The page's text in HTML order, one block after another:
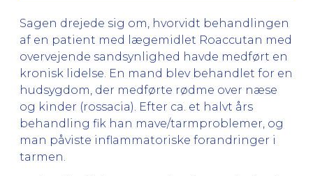
Sagen drejede sig om, hvorvidt behandlingen
af en patient med lægemidlet Roaccutan med
overvejende sandsynlighed havde medført en
kronisk lidelse. En mand blev behandlet for en
hudsygdom, der medførte rødme over næse
og kinder (rossacia). Efter ca. et halvt års
behandling fik han mave/tarmproblemer, og
man påviste inflammatoriske forandringer i
tarmen.